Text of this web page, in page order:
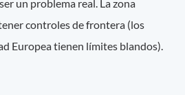
un problema real. La zona
controles de frontera (los
Europea tienen límites blandos).